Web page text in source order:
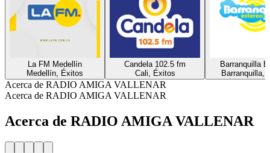
La FM Medellín
Medellín, Éxitos
Candela 102.5 fm
Cali, Éxitos
Barranquilla
Barranquilla,
Acerca de RADIO AMIGA VALLENAR
Acerca de RADIO AMIGA VALLENAR
Acerca de RADIO AMIGA VALLENAR